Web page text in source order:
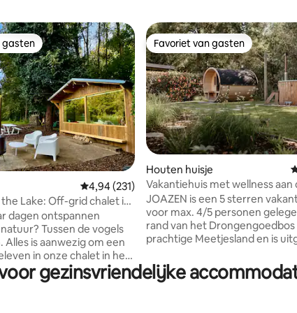
4,99 uit 5, 369 recensies
gasten
gasten
Gemiddelde beoordeling van 4,94 uit 5, 231
4,94 (231)
the Lake: Off-grid chalet in
dagen ontspannen
Tussen de vogels
is aanwezig om een
in onze chalet in het
start bij het achterlaten
Favoriet van gasten
Favoriet van gasten
Houten huisje
Vakantiehuis met wellness aan
van het bos
JOAZEN is een 5 sterren
voor max. 4/5 personen
rand van het Drongengoedbos in het
prachtige Meetjesland en is
ideaal om tot rust te komen!
heel veel mooie fiets- en
gezinsvriendelijke